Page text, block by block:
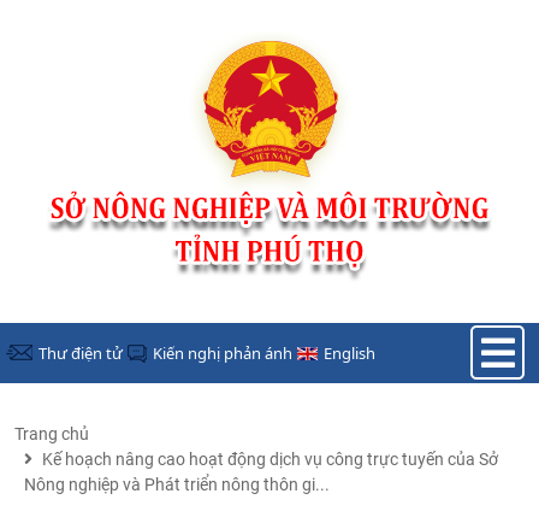
Thư điện tử Kiến nghị phản ánh English
Trang chủ
Kế hoạch nâng cao hoạt động dịch vụ công trực tuyến của Sở
Nông nghiệp và Phát triển nông thôn gi...